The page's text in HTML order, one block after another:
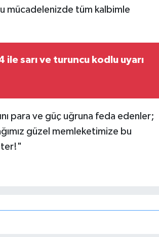
mücadelenizde tüm kalbimle
sarı ve turuncu kodlu uyarı
para ve güç uğruna feda edenler;
güzel memleketimize bu